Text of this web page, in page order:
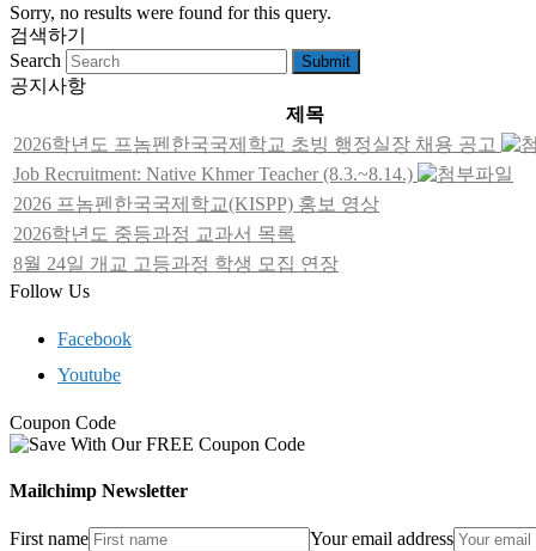
Sorry, no results were found for this query.
검색하기
Search
Submit
공지사항
제목
2026학년도 프놈펜한국국제학교 초빙 행정실장 채용 공고
Job Recruitment: Native Khmer Teacher (8.3.~8.14.)
2026 프놈펜한국국제학교(KISPP) 홍보 영상
2026학년도 중등과정 교과서 목록
8월 24일 개교 고등과정 학생 모집 연장
Follow Us
Facebook
Youtube
Coupon Code
Mailchimp Newsletter
First name
Your email address